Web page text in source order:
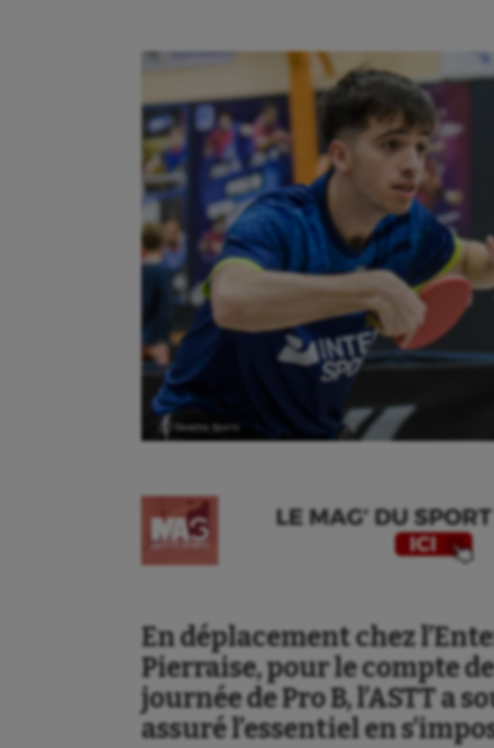
Aéronautique
Danse
Ⓒ Gazette Sports
En déplacement chez
Pierraise, pour le compte
journée de Pro B, l’ASTT a
assuré l’essentiel en